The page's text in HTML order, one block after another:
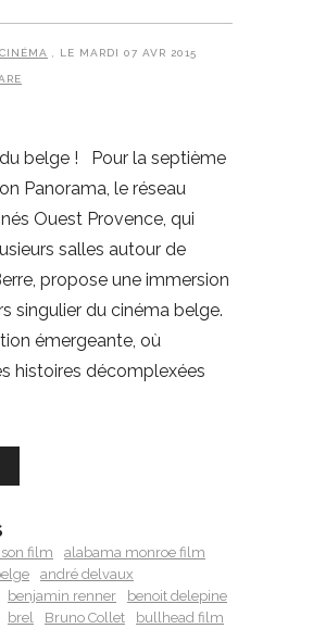
CINÉMA , LE MARDI 07 AVR 2015
du belge ! Pour la septième
Panorama, le réseau
Ouest Provence, qui
salles autour de
propose une immersion
singulier du cinéma belge.
émergeante, où
histoires décomplexées
film
alabama monroe film
andré delvaux
benjamin renner
benoit delepine
brel Bruno Collet
bullhead film